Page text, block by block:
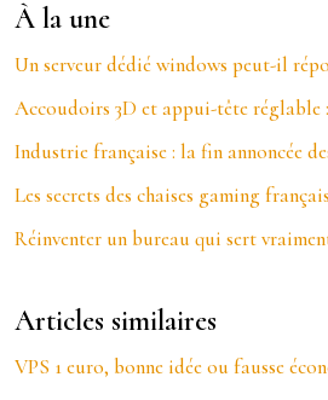
À la une
Un serveur dédié windows peut-il
Accoudoirs 3D et appui-tête réglable
Industrie française : la fin annoncée
Les secrets des chaises gaming
Réinventer un bureau qui sert
Articles similaires
VPS 1 euro, bonne idée ou fausse